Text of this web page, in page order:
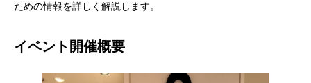
ための情報を詳しく解説します。
イベント開催概要